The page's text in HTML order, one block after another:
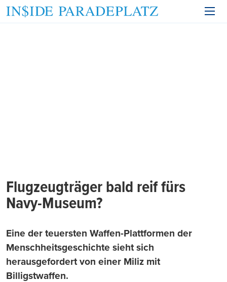
Flugzeugträger bald reif fürs
Navy-Museum?
Eine der teuersten Waffen-Plattformen der
Menschheitsgeschichte sieht sich
herausgefordert von einer Miliz mit
Billigstwaffen.